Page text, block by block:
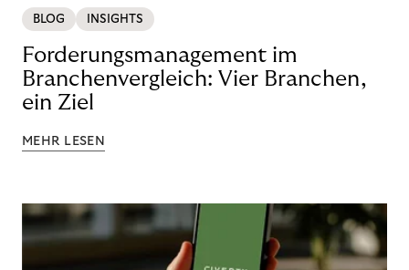
BLOG INSIGHTS
Forderungsmanagement im
Branchenvergleich: Vier Branchen,
ein Ziel
MEHR LESEN